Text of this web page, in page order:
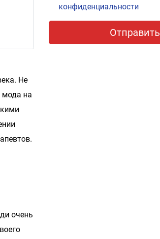
Не
мода на
очень
конфиденциальности
Отправить